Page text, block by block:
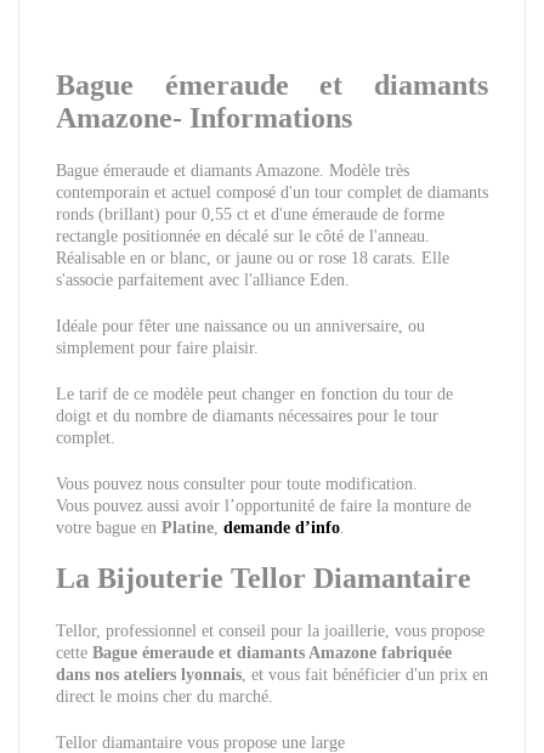
Bague émeraude et diamants
Amazone- Informations
Bague émeraude et diamants Amazone. Modèle très
contemporain et actuel composé d'un tour complet de diamants
ronds (brillant) pour 0,55 ct et d'une émeraude de forme
rectangle positionnée en décalé sur le côté de l'anneau.
Réalisable en or blanc, or jaune ou or rose 18 carats. Elle
s'associe parfaitement avec l'alliance Eden.
Idéale pour fêter une naissance ou un anniversaire, ou
simplement pour faire plaisir.
Le tarif de ce modèle peut changer en fonction du tour de
doigt et du nombre de diamants nécessaires pour le tour
complet.
Vous pouvez nous consulter pour toute modification.
Vous pouvez aussi avoir l’opportunité de faire la monture de
votre bague en Platine demande d’info
La Bijouterie Tellor Diamantaire
Tellor, professionnel et conseil pour la joaillerie, vous propose
cette Bague émeraude et diamants Amazone fabriquée
dans nos ateliers lyonnais , et vous fait bénéficier d'un prix en
direct le moins cher du marché.
Tellor diamantaire vous propose une large